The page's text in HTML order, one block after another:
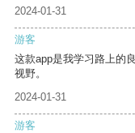
2024-01-31
游客
这款app是我学习路上的
视野。
2024-01-31
游客